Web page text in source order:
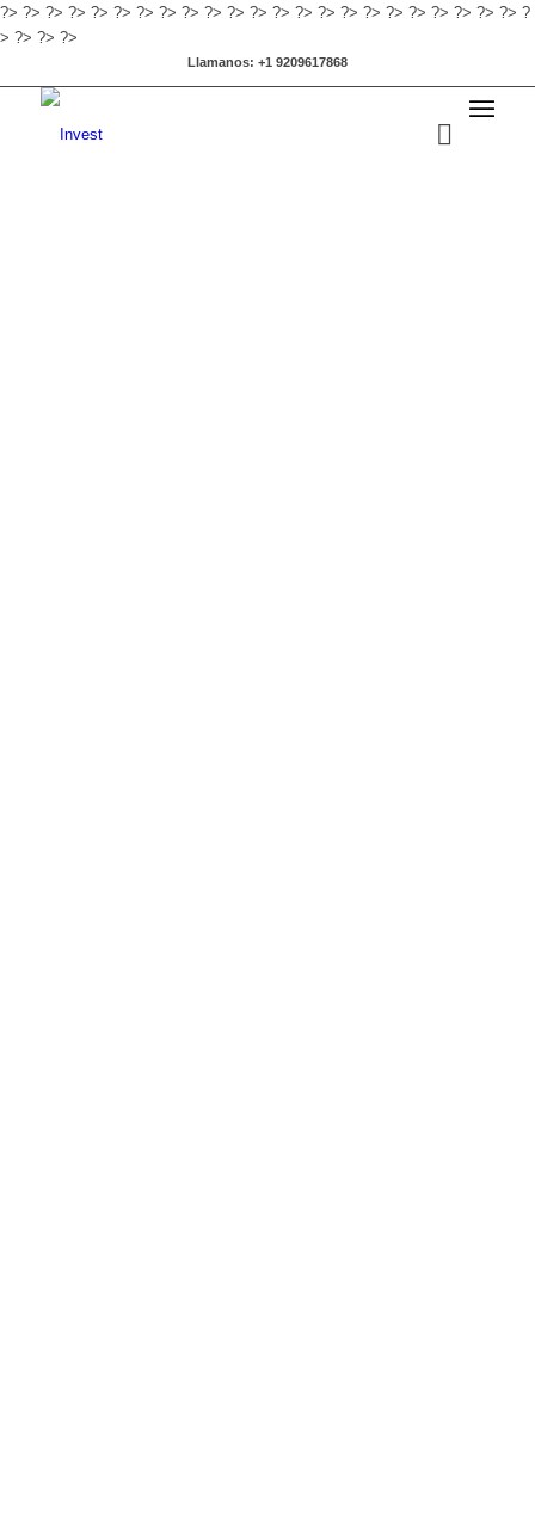
?> ?> ?> ?> ?> ?> ?> ?> ?> ?> ?> ?> ?> ?> ?> ?> ?> ?> ?> ?> ?> ?> ?> ?
> ?> ?> ?>
Llamanos: +1 9209617868